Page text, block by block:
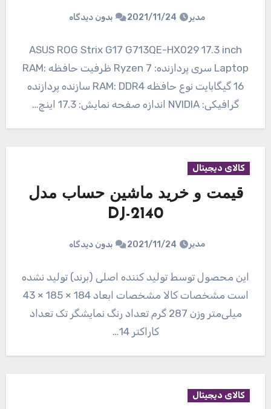
مدیر 2021/11/24 بدون دیدگاه
ASUS ROG Strix G17 G713QE-HX029 17.3 inch
Laptop سری پردازنده: Ryzen 7 ظرفیت حافظه RAM:
16 گیگابایت نوع حافظه RAM: DDR4 سازنده پردازنده
گرافیکی: NVIDIA اندازه صفحه نمایش: 17.3 اینچ…
کالای دیجیتال
قیمت و خرید ماشین حساب مدل
DJ-2140
مدیر 2021/11/24 بدون دیدگاه
این محصول توسط تولید کننده اصلی (برند) تولید نشده
است مشخصات کالا مشخصات ابعاد 184 × 185 × 43
میلی‌متر وزن 287 گرم تعداد رنگ نمایشگر تک تعداد
کاراکتر 14…
کالای دیجیتال